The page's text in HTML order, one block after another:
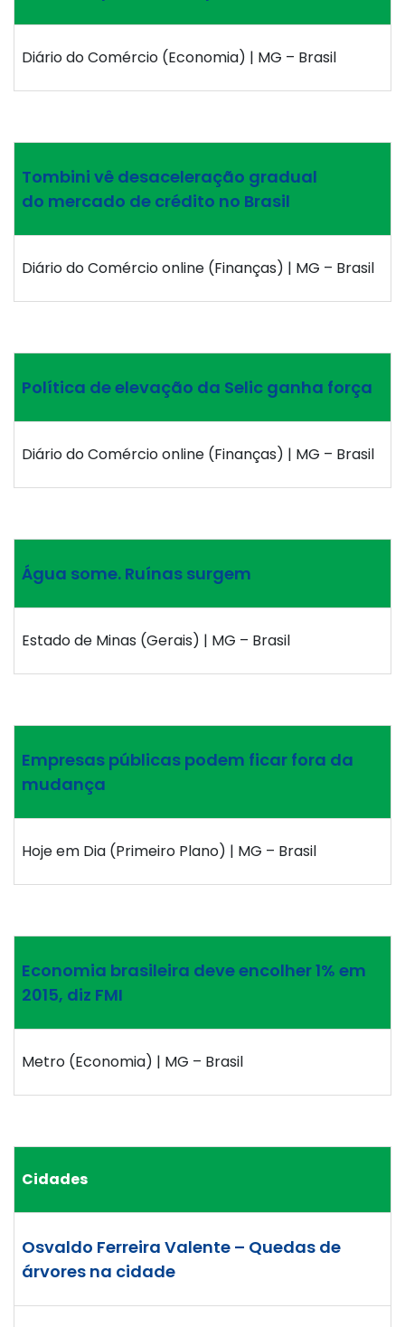
Diário do Comércio (Economia) | MG – Brasil
Tombini vê desaceleração gradual
do mercado de crédito no Brasil
Diário do Comércio online (Finanças) | MG – Brasil
Política de elevação da Selic ganha força
Diário do Comércio online (Finanças) | MG – Brasil
Água some. Ruínas surgem
Estado de Minas (Gerais) | MG – Brasil
Empresas públicas podem ficar fora da
mudança
Hoje em Dia (Primeiro Plano) | MG – Brasil
Economia brasileira deve encolher 1% em
2015, diz FMI
Metro (Economia) | MG – Brasil
Cidades
Osvaldo Ferreira Valente – Quedas de
árvores na cidade